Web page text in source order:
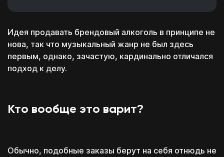
Идея продавать брендовый алкоголь в принципе не
нова, так что музыкальный жанр не был здесь
первым, однако, зачастую, кардинально отличался
подход к делу.
Кто вообще это варит?
Обычно, подобные заказы берут на себя отнюдь не